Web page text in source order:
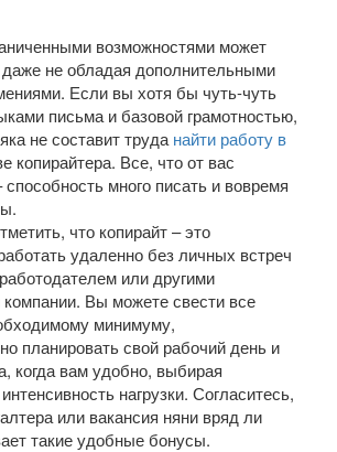
возможностями может
даже не обладая дополнительными
Если вы хотя бы чуть-чуть
письма и базовой грамотностью,
не составит труда найти работу в
копирайтера. Все, что от вас
способность много писать и вовремя
что копирайт – это
удаленно без личных встреч
или другими
компании. Вы можете свести все
минимуму,
планировать свой рабочий день и
когда вам удобно, выбирая
нагрузки. Согласитесь,
или вакансия няни вряд ли
такие удобные бонусы.